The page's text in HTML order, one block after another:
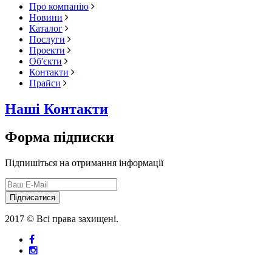
Про компанію
Новини
Каталог
Послуги
Проекти
Об'єкти
Контакти
Прайси
Наші Контакти
Форма підписки
Підпишіться на отримання інформації
Підписатися
2017 © Всі права захищені.